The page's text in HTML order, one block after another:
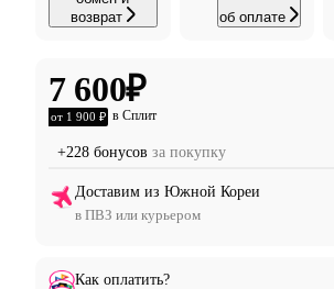
возврат
об оплате
7 600₽
от 1 900 ₽ в Сплит
+228 бонусов за покупку
Доставим из Южной Кореи
в ПВЗ или курьером
Как оплатить?